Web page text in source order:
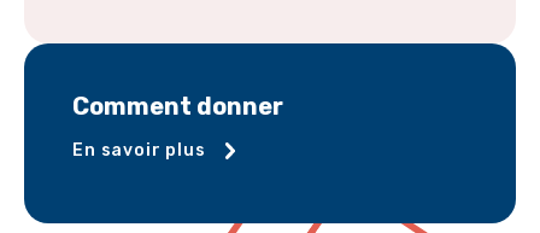
Comment donner
En savoir plus